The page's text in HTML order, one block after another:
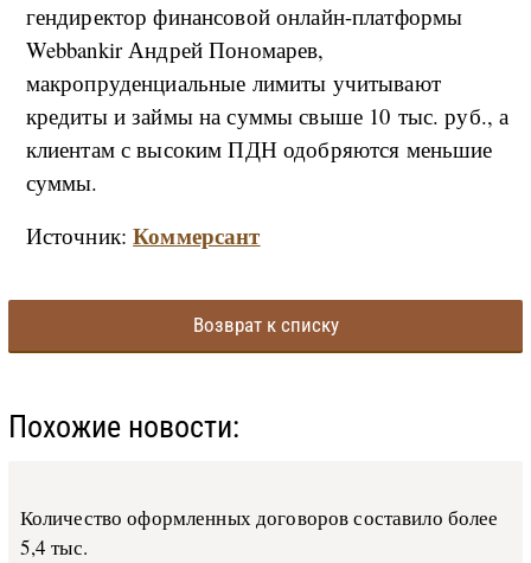
гендиректор финансовой онлайн-платформы
Webbankir Андрей Пономарев,
макропруденциальные лимиты учитывают
кредиты и займы на суммы свыше 10 тыс. руб., а
клиентам с высоким ПДН одобряются меньшие
суммы.
Источник:Коммерсант
Возврат к списку
Похожие новости:
Количество оформленных договоров составило более
5,4 тыс.